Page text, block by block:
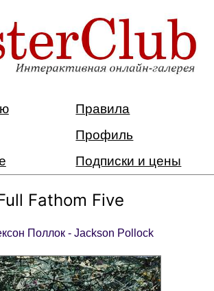
Правила
Профиль
Подписки и цены
Fathom Five
Поллок - Jackson Pollock